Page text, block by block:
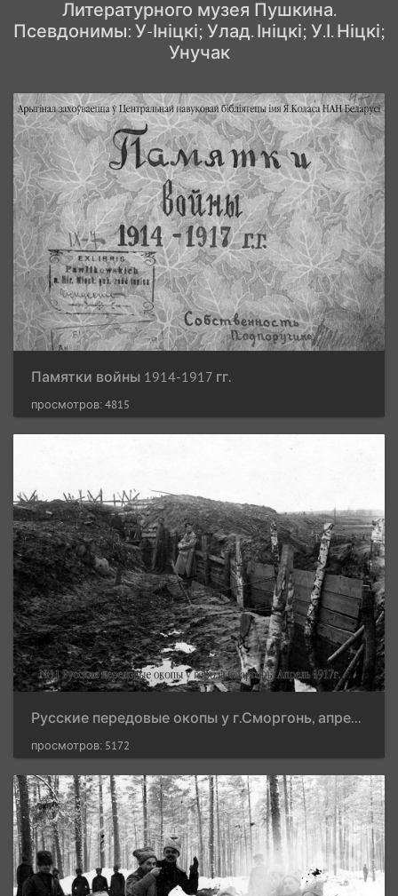
Литературного музея Пушкина.
Псевдонимы: У-Ініцкі; Улад. Ініцкі; У.І. Ніцкі;
Унучак
Памятки войны 1914-1917 гг.
просмотров: 4815
Русские передовые окопы у г.Сморгонь, апрель 1917 г.
просмотров: 5172